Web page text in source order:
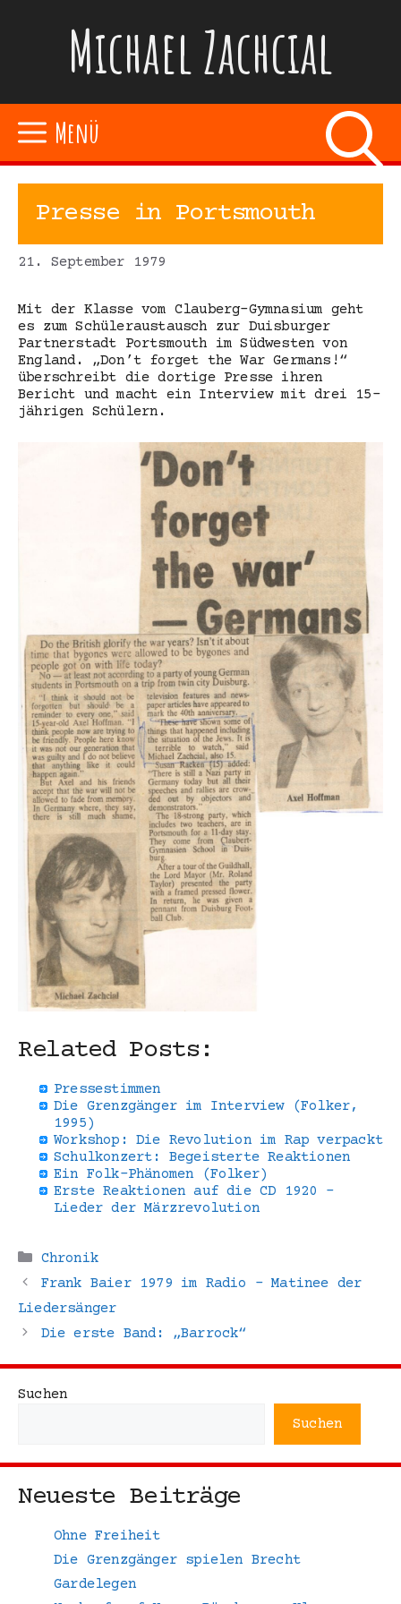
Michael Zachcial
Menü
Presse in Portsmouth
21. September 1979
Mit der Klasse vom Clauberg-Gymnasium geht
es zum Schüleraustausch zur Duisburger
Partnerstadt Portsmouth im Südwesten von
England. „Don’t forget the War Germans!“
überschreibt die dortige Presse ihren
Bericht und macht ein Interview mit drei 15-
jährigen Schülern.
Related Posts:
Pressestimmen
Die Grenzgänger im Interview (Folker,
1995)
Workshop: Die Revolution im Rap verpackt
Schulkonzert: Begeisterte Reaktionen
Ein Folk-Phänomen (Folker)
Erste Reaktionen auf die CD 1920 -
Lieder der Märzrevolution
Kategorien
Chronik
Frank Baier 1979 im Radio – Matinee der
Liedersänger
Die erste Band: „Barrock“
Suchen
Suchen
Neueste Beiträge
Ohne Freiheit
Die Grenzgänger spielen Brecht
Gardelegen